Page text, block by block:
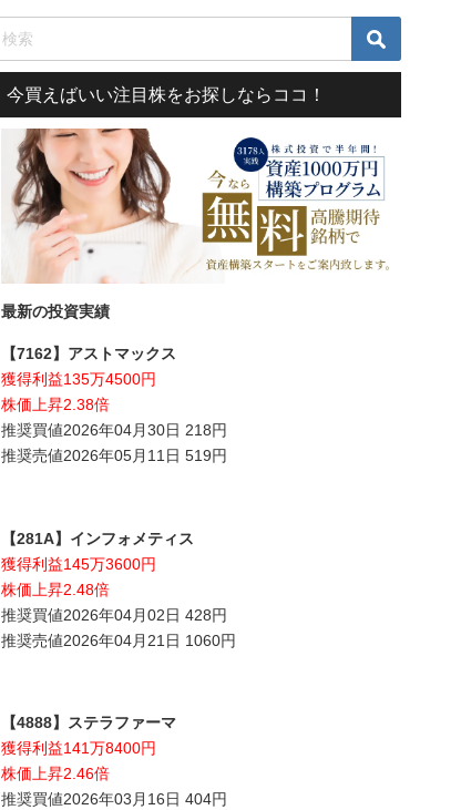
今買えばいい注目株をお探しならココ！
最新の投資実績
【7162】アストマックス
獲得利益135万4500円
株価上昇2.38倍
推奨買値2026年04月30日 218円
推奨売値2026年05月11日 519円
【281A】インフォメティス
獲得利益145万3600円
株価上昇2.48倍
推奨買値2026年04月02日 428円
推奨売値2026年04月21日 1060円
【4888】ステラファーマ
獲得利益141万8400円
株価上昇2.46倍
推奨買値2026年03月16日 404円